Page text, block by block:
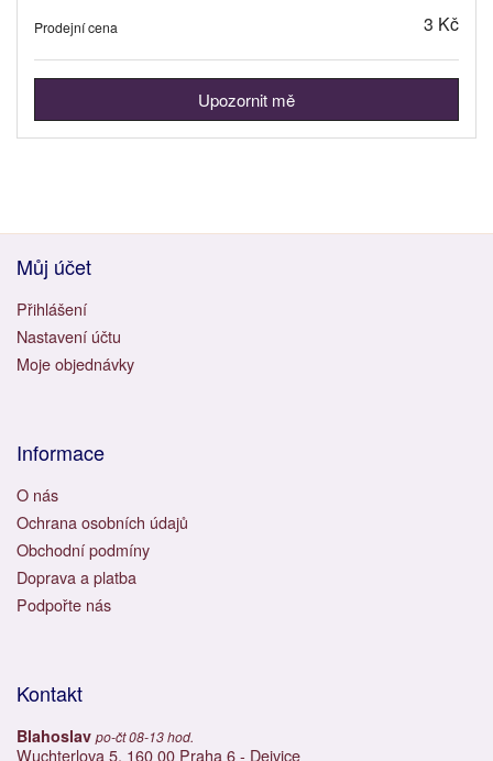
Prodejní cena 3 Kč
Upozornit mě
Můj účet
Přihlášení
Nastavení účtu
Moje objednávky
Informace
O nás
Ochrana osobních údajů
Obchodní podmíny
Doprava a platba
Podpořte nás
Kontakt
Blahoslav po-čt 08-13 hod.
Wuchterlova 5, 160 00 Praha 6 - Dejvice